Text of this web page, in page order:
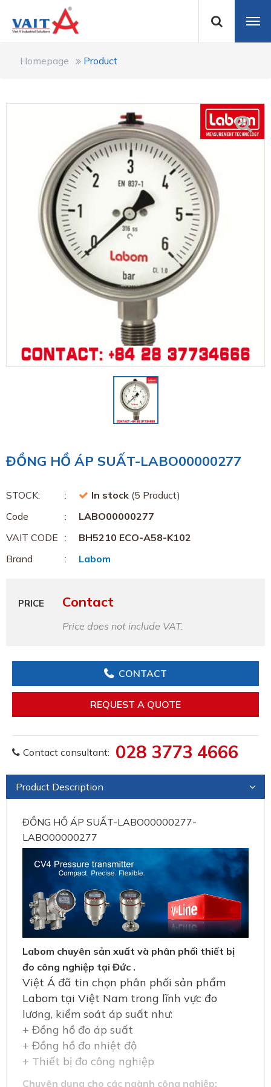
Homepage Product
ĐỒNG HỒ ÁP SUẤT-LABO00000277
STOCK: In stock (5 Product)
Code
LABO00000277
VAIT CODE
BH5210 ECO-A58-K102
Brand
Labom
PRICE Contact
Price does not include VAT.
CONTACT
REQUEST A QUOTE
Contact consultant: 028 3773 4666
Product Description
ĐỒNG HỒ ÁP SUẤT-LABO00000277-
LABO00000277
Labom chuyên sản xuất và phân phối thiết bị
đo công nghiệp tại Đức .
Việt Á đã tin chọn phân phối sản phẩm
Labom tại Việt Nam trong lĩnh vực đo
lương, kiểm soát áp suất như:
+ Đồng hồ đo áp suất
+ Đồng hồ đo nhiệt độ
+ Thiết bị đo công nghiệp
Chuyên dụng cho các ngành công nghiệp: